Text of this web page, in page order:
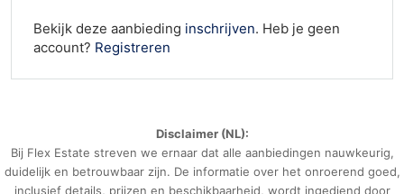
Bekijk deze aanbieding inschrijven. Heb je geen
account? Registreren
Disclaimer (NL):
Bij Flex Estate streven we ernaar dat alle aanbiedingen nauwkeurig,
duidelijk en betrouwbaar zijn. De informatie over het onroerend goed,
inclusief details, prijzen en beschikbaarheid, wordt ingediend door